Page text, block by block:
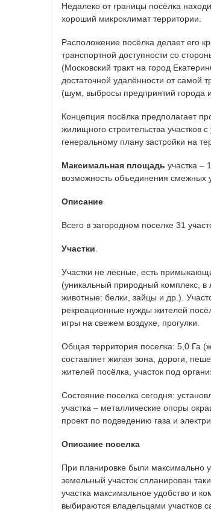
Недалеко от границы посёлка
хороший микроклимат территории.
Расположение посёлка делает его
транспортной доступности со
(Московский тракт на город
достаточной удалённости от самой
(шум, выбросы предприятий города и
Концепция посёлка предполагает
жилищного строительства
генеральному плану застройки на
Максимальная площадь участка –
возможность объединения смежных
Описание
Всего в загородном поселке 31
Участки
Участки не лесные, есть
(уникальный природный комплекс, в
животные: белки, зайцы и др.).
рекреационные нужды жителей
игры на свежем воздухе, прогулки.
Общая территория поселка: 5,0 Га
составляет жилая зона, дороги,
жителей посёлка, участок под
Состояние поселка сегодня:
участка – металлические опоры
проект по подведению газа и
Описание поселка
При планировке были максимально
земельный участок спланирован
участка максимальное удобство и
выбираются владельцами участков